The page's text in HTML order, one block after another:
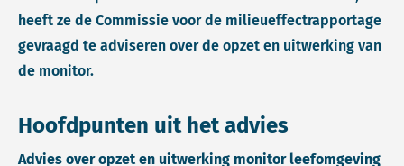
heeft ze de Commissie voor de milieu­effectrapportage
gevraagd te adviseren over de opzet en uitwerking van
de monitor.
Hoofdpunten uit het advies
Advies over opzet en uitwerking monitor leefomgeving